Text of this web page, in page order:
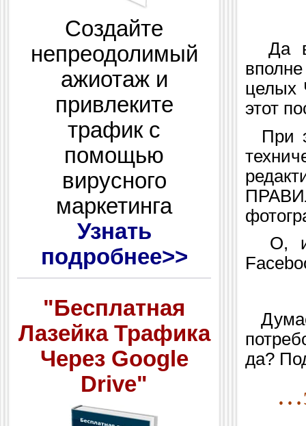
Создайте
непреодолимый
ажиотаж и
привлеките
трафик с
помощью
вирусного
маркетинга
Узнать
подробнее>>
"Бесплатная
Лазейка Трафика
Через Google
Drive"
Да
целых
этот
При
О, и
да?